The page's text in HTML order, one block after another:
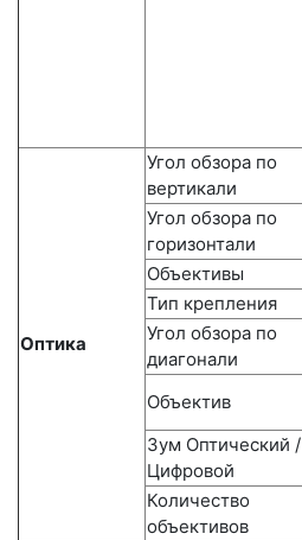
Оптика
Угол обзора по
вертикали
Угол обзора по
горизонтали
Объективы
Тип крепления
Угол обзора по
диагонали
Объектив
Зум Оптический /
Цифровой
Количество
объективов